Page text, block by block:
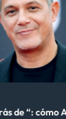
de “: cómo